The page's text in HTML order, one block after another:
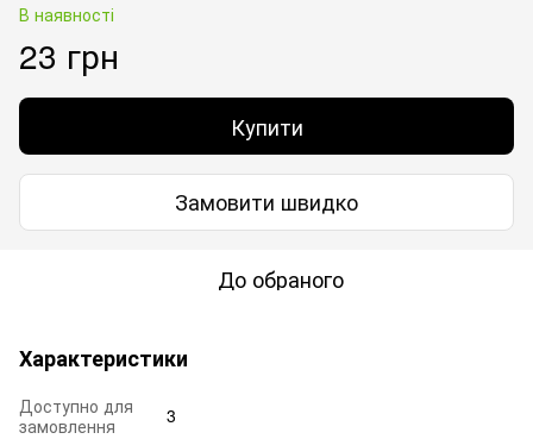
В наявності
23 грн
Купити
Замовити швидко
До обраного
Характеристики
Доступно для
замовлення
3